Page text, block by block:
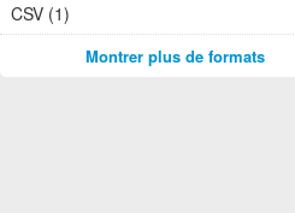
CSV (1)
Montrer plus de formats